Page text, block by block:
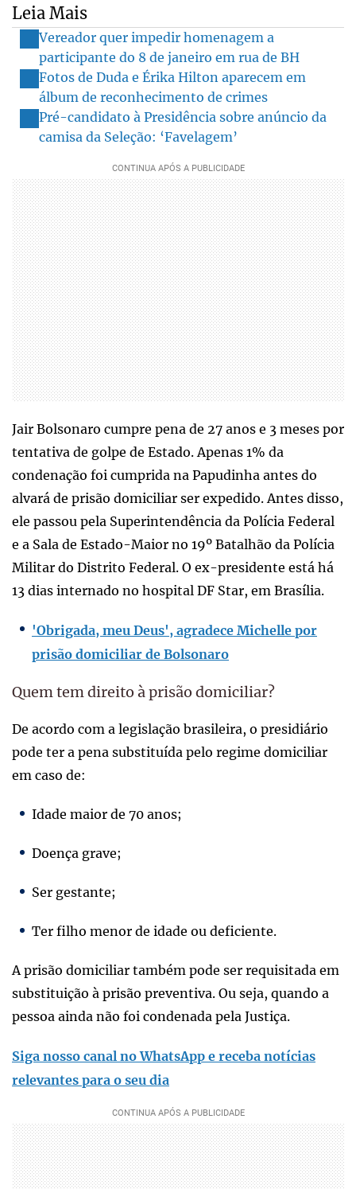
Leia Mais
Vereador quer impedir homenagem a
participante do 8 de janeiro em rua de BH
Fotos de Duda e Érika Hilton aparecem em
álbum de reconhecimento de crimes
Pré-candidato à Presidência sobre anúncio da
camisa da Seleção: ‘Favelagem’
Jair Bolsonaro cumpre pena de 27 anos e 3 meses por
tentativa de golpe de Estado. Apenas 1% da
condenação foi cumprida na Papudinha antes do
alvará de prisão domiciliar ser expedido. Antes disso,
ele passou pela Superintendência da Polícia Federal
e a Sala de Estado-Maior no 19º Batalhão da Polícia
Militar do Distrito Federal. O ex-presidente está há
13 dias internado no hospital DF Star, em Brasília.
'Obrigada, meu Deus', agradece Michelle por
prisão domiciliar de Bolsonaro
Quem tem direito à prisão domiciliar?
De acordo com a legislação brasileira, o presidiário
pode ter a pena substituída pelo regime domiciliar
em caso de:
Idade maior de 70 anos;
Doença grave;
Ser gestante;
Ter filho menor de idade ou deficiente.
A prisão domiciliar também pode ser requisitada em
substituição à prisão preventiva. Ou seja, quando a
pessoa ainda não foi condenada pela Justiça.
Siga nosso canal no WhatsApp e receba notícias
relevantes para o seu dia